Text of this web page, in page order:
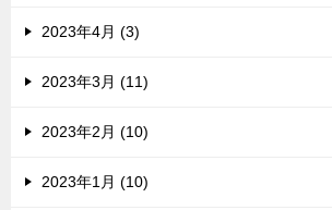
2023年4月 (3)
2023年3月 (11)
2023年2月 (10)
2023年1月 (10)